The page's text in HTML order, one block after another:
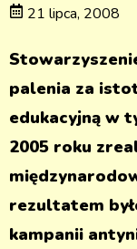
21 lipca, 2008
palenia za
edukacyjną w
2005 roku
rezultatem
kampanii